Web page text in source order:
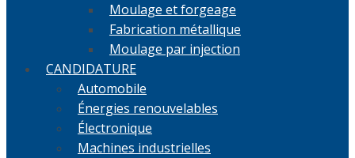
Moulage et forgeage
Fabrication métallique
Moulage par injection
CANDIDATURE
Automobile
Énergies renouvelables
Électronique
Machines industrielles